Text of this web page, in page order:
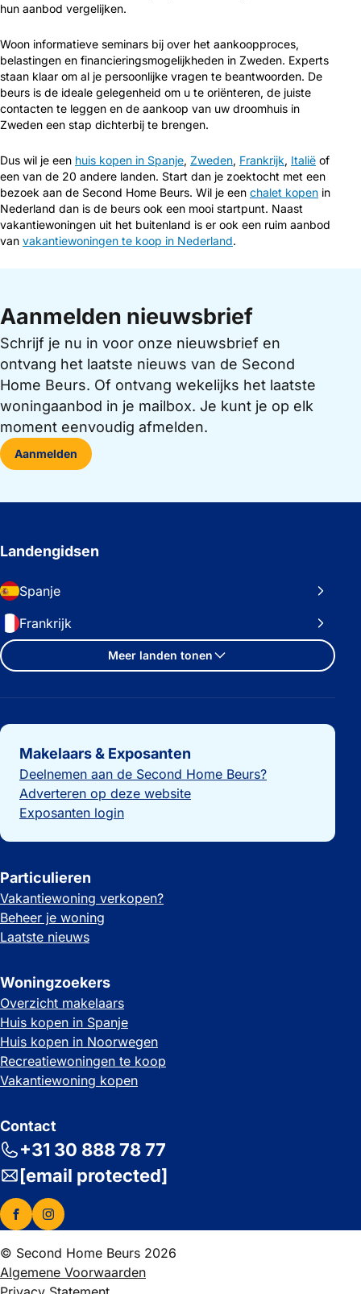
hun aanbod vergelijken.
Woon informatieve seminars bij over het aankoopproces,
belastingen en financieringsmogelijkheden in Zweden. Experts
staan klaar om al je persoonlijke vragen te beantwoorden. De
beurs is de ideale gelegenheid om u te oriënteren, de juiste
contacten te leggen en de aankoop van uw droomhuis in
Zweden een stap dichterbij te brengen.
Dus wil je een huis kopen in Spanje, Zweden, Frankrijk, Italië of
een van de 20 andere landen. Start dan je zoektocht met een
bezoek aan de Second Home Beurs. Wil je een chalet kopen in
Nederland dan is de beurs ook een mooi startpunt. Naast
vakantiewoningen uit het buitenland is er ook een ruim aanbod
van vakantiewoningen te koop in Nederland.
Aanmelden nieuwsbrief
Schrijf je nu in voor onze nieuwsbrief en
ontvang het laatste nieuws van de Second
Home Beurs. Of ontvang wekelijks het laatste
woningaanbod in je mailbox. Je kunt je op elk
moment eenvoudig afmelden.
Aanmelden
Landengidsen
Spanje
Frankrijk
Meer landen tonen
Belangrijke links
Makelaars & Exposanten
Deelnemen aan de Second Home Beurs?
Adverteren op deze website
Exposanten login
Particulieren
Vakantiewoning verkopen?
Beheer je woning
Laatste nieuws
Woningzoekers
Overzicht makelaars
Huis kopen in Spanje
Huis kopen in Noorwegen
Recreatiewoningen te koop
Vakantiewoning kopen
Contact
+31 30 888 78 77
[email protected]
© Second Home Beurs 2026
Algemene Voorwaarden